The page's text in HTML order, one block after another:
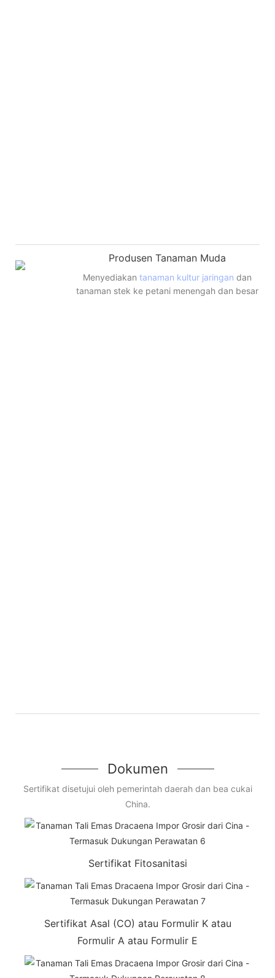
Produsen Tanaman Muda
Menyediakantanaman kultur jaringan dan
tanaman stek ke petani menengah dan besar
Dokumen
Sertifikat disetujui oleh pemerintah daerah dan bea cukai
China.
Sertifikat Fitosanitasi
Sertifikat Asal (CO) atau Formulir K atau
Formulir A atau Formulir E